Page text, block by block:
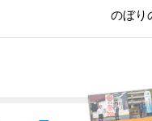
のぼり